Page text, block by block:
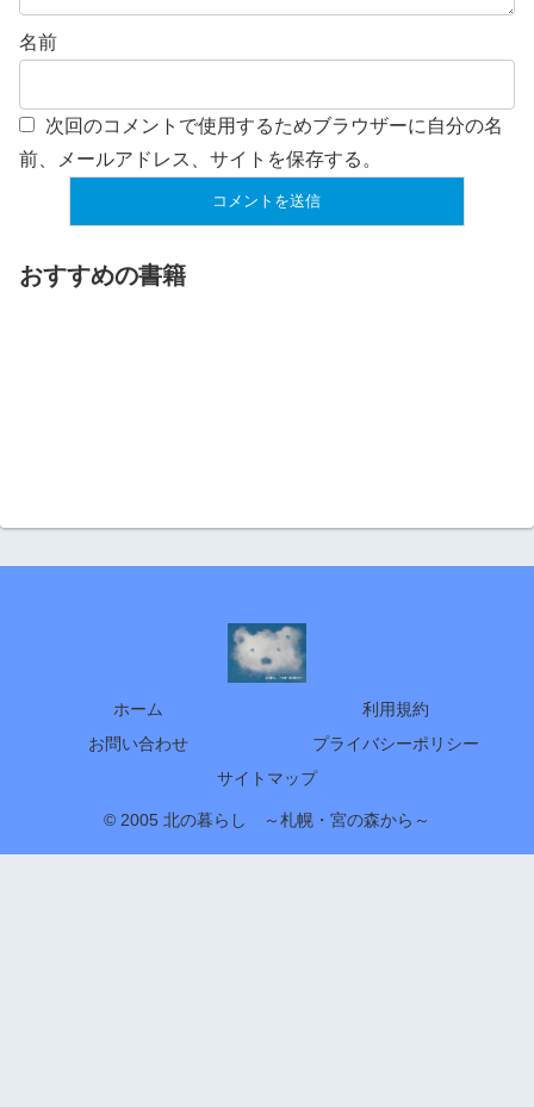
名前
次回のコメントで使用するためブラウザーに自分の名
前、メールアドレス、サイトを保存する。
おすすめの書籍
ホーム
利用規約
お問い合わせ
プライバシーポリシー
サイトマップ
© 2005 北の暮らし ～札幌・宮の森から～